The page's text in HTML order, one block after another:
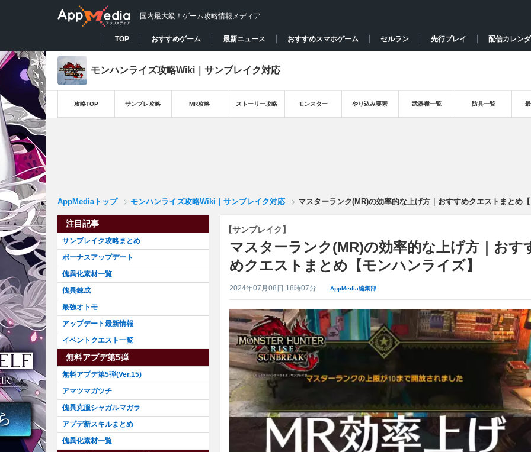
国内最大級！ゲーム攻略情報メディア
TOP おすすめゲーム 最新ニュース おすすめスマホゲーム セルラン 先行プレイ 配信カレン
モンハンライズ攻略Wiki｜サンブレイク対応
攻略TOP サンブレ攻略 MR攻略 ストーリー攻略 モンスター やり込み要素 武器種一覧 防具一覧
AppMediaトップ モンハンライズ攻略Wiki｜サンブレイク対応 マスターランク(MR)の効率的な上げ方｜おすすめクエストまとめ【
【サンブレイク】
マスターランク(MR)の効率的な上げ方｜おす
めクエストまとめ【モンハンライズ】
2024年07月08日 18時07分 AppMedia編集部
注目記事
サンブレイク攻略まとめ
ボーナスアップデート
傀異化素材一覧
傀異錬成
最強オトモ
アップデート最新情報
イベントクエスト一覧
無料アプデ第5弾
無料アプデ第5弾(Ver.15)
アマツマガツチ
傀異克服シャガルマガラ
アプデ新スキルまとめ
傀異化素材一覧